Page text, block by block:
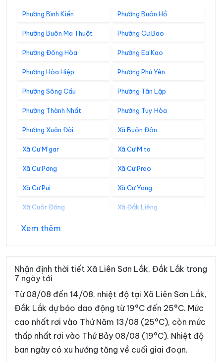
Phường Bình Kiến Phường Buôn Hồ
Phường Buôn Ma Thuột Phường Cư Bao
Phường Đông Hòa Phường Ea Kao
Phường Hòa Hiệp Phường Phú Yên
Phường Sông Cầu Phường Tân Lập
Phường Thành Nhất Phường Tuy Hòa
Phường Xuân Đài Xã Buôn Đôn
Xã Cư M’gar Xã Cư M’ta
Xã Cư Pơng Xã Cư Prao
Xã Cư Pui Xã Cư Yang
Xã Cuôr Đăng Xã Đắk Liêng
Xã Đắk Phơi
Xã Dliê Ya Xã Đồng Xuân
Xã Dray Bhăng Xã Đức Bình
Xã Dur Kmăl
Xã Ea Bung Xã Ea Drăng
Xã Ea Drông Xã Ea H’leo
Xã Ea Hiao Xã Ea Kar
Xem thêm
Nhận định thời tiết Xã Liên Sơn Lắk, Đắk Lắk trong
7 ngày tới
Từ 08/08 đến 14/08, nhiệt độ tại Xã Liên Sơn Lắk,
Đắk Lắk dự báo dao động từ 19°C đến 25°C. Mức
cao nhất rơi vào Thứ Năm 13/08 (25°C), còn mức
thấp nhất rơi vào Thứ Bảy 08/08 (19°C). Nhiệt độ
ban ngày có xu hướng tăng về cuối giai đoạn.